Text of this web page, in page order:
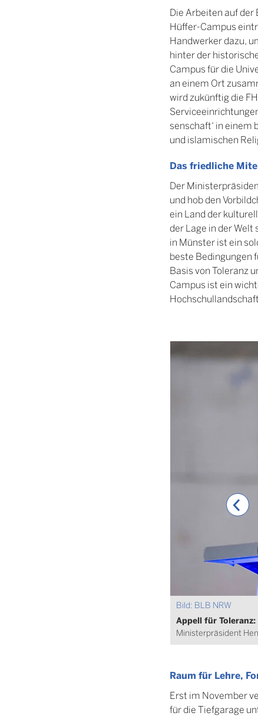
Die Arbeiten auf der
Hüffer-Campus
Handwerker dazu,
hinter der
Campus für die
an einem Ort
wird zukünftig die
senschaft‘ in
und islamischen
Das friedliche
Der
und hob den
ein Land der
der Lage in der
in Münster ist ein
beste Bedingungen
Basis von Toleranz
Campus ist ein
Bild: BLB NRW
Appell für Toleranz:
Ministerpräsident
Raum für Lehre,
Erst im November
für die Tiefgarage